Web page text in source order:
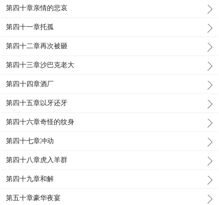
第四十章亲情的悲哀
第四十一章托孤
第四十二章再次被砸
第四十三章沙巴克老大
第四十四章酒厂
第四十五章以牙还牙
第四十六章奇怪的纹身
第四十七章冲动
第四十八章虎入羊群
第四十九章和解
第五十章豪华夜宴